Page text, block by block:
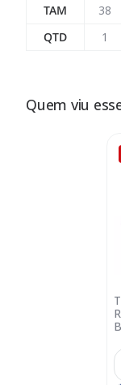
TAM
38
QTD
1
Quem viu